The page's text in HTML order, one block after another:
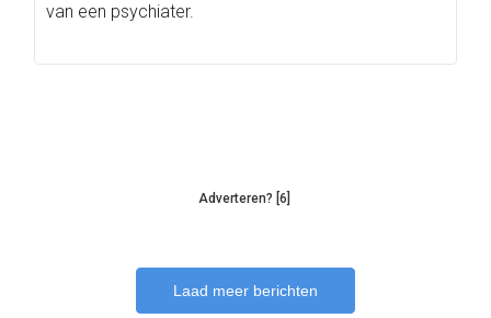
van een psychiater.
Adverteren? [6]
Laad meer berichten